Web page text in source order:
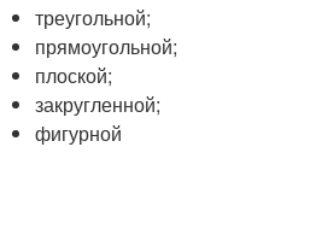
треугольной;
прямоугольной;
плоской;
закругленной;
фигурной